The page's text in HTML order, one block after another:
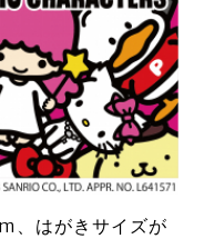
、はがきサイズが